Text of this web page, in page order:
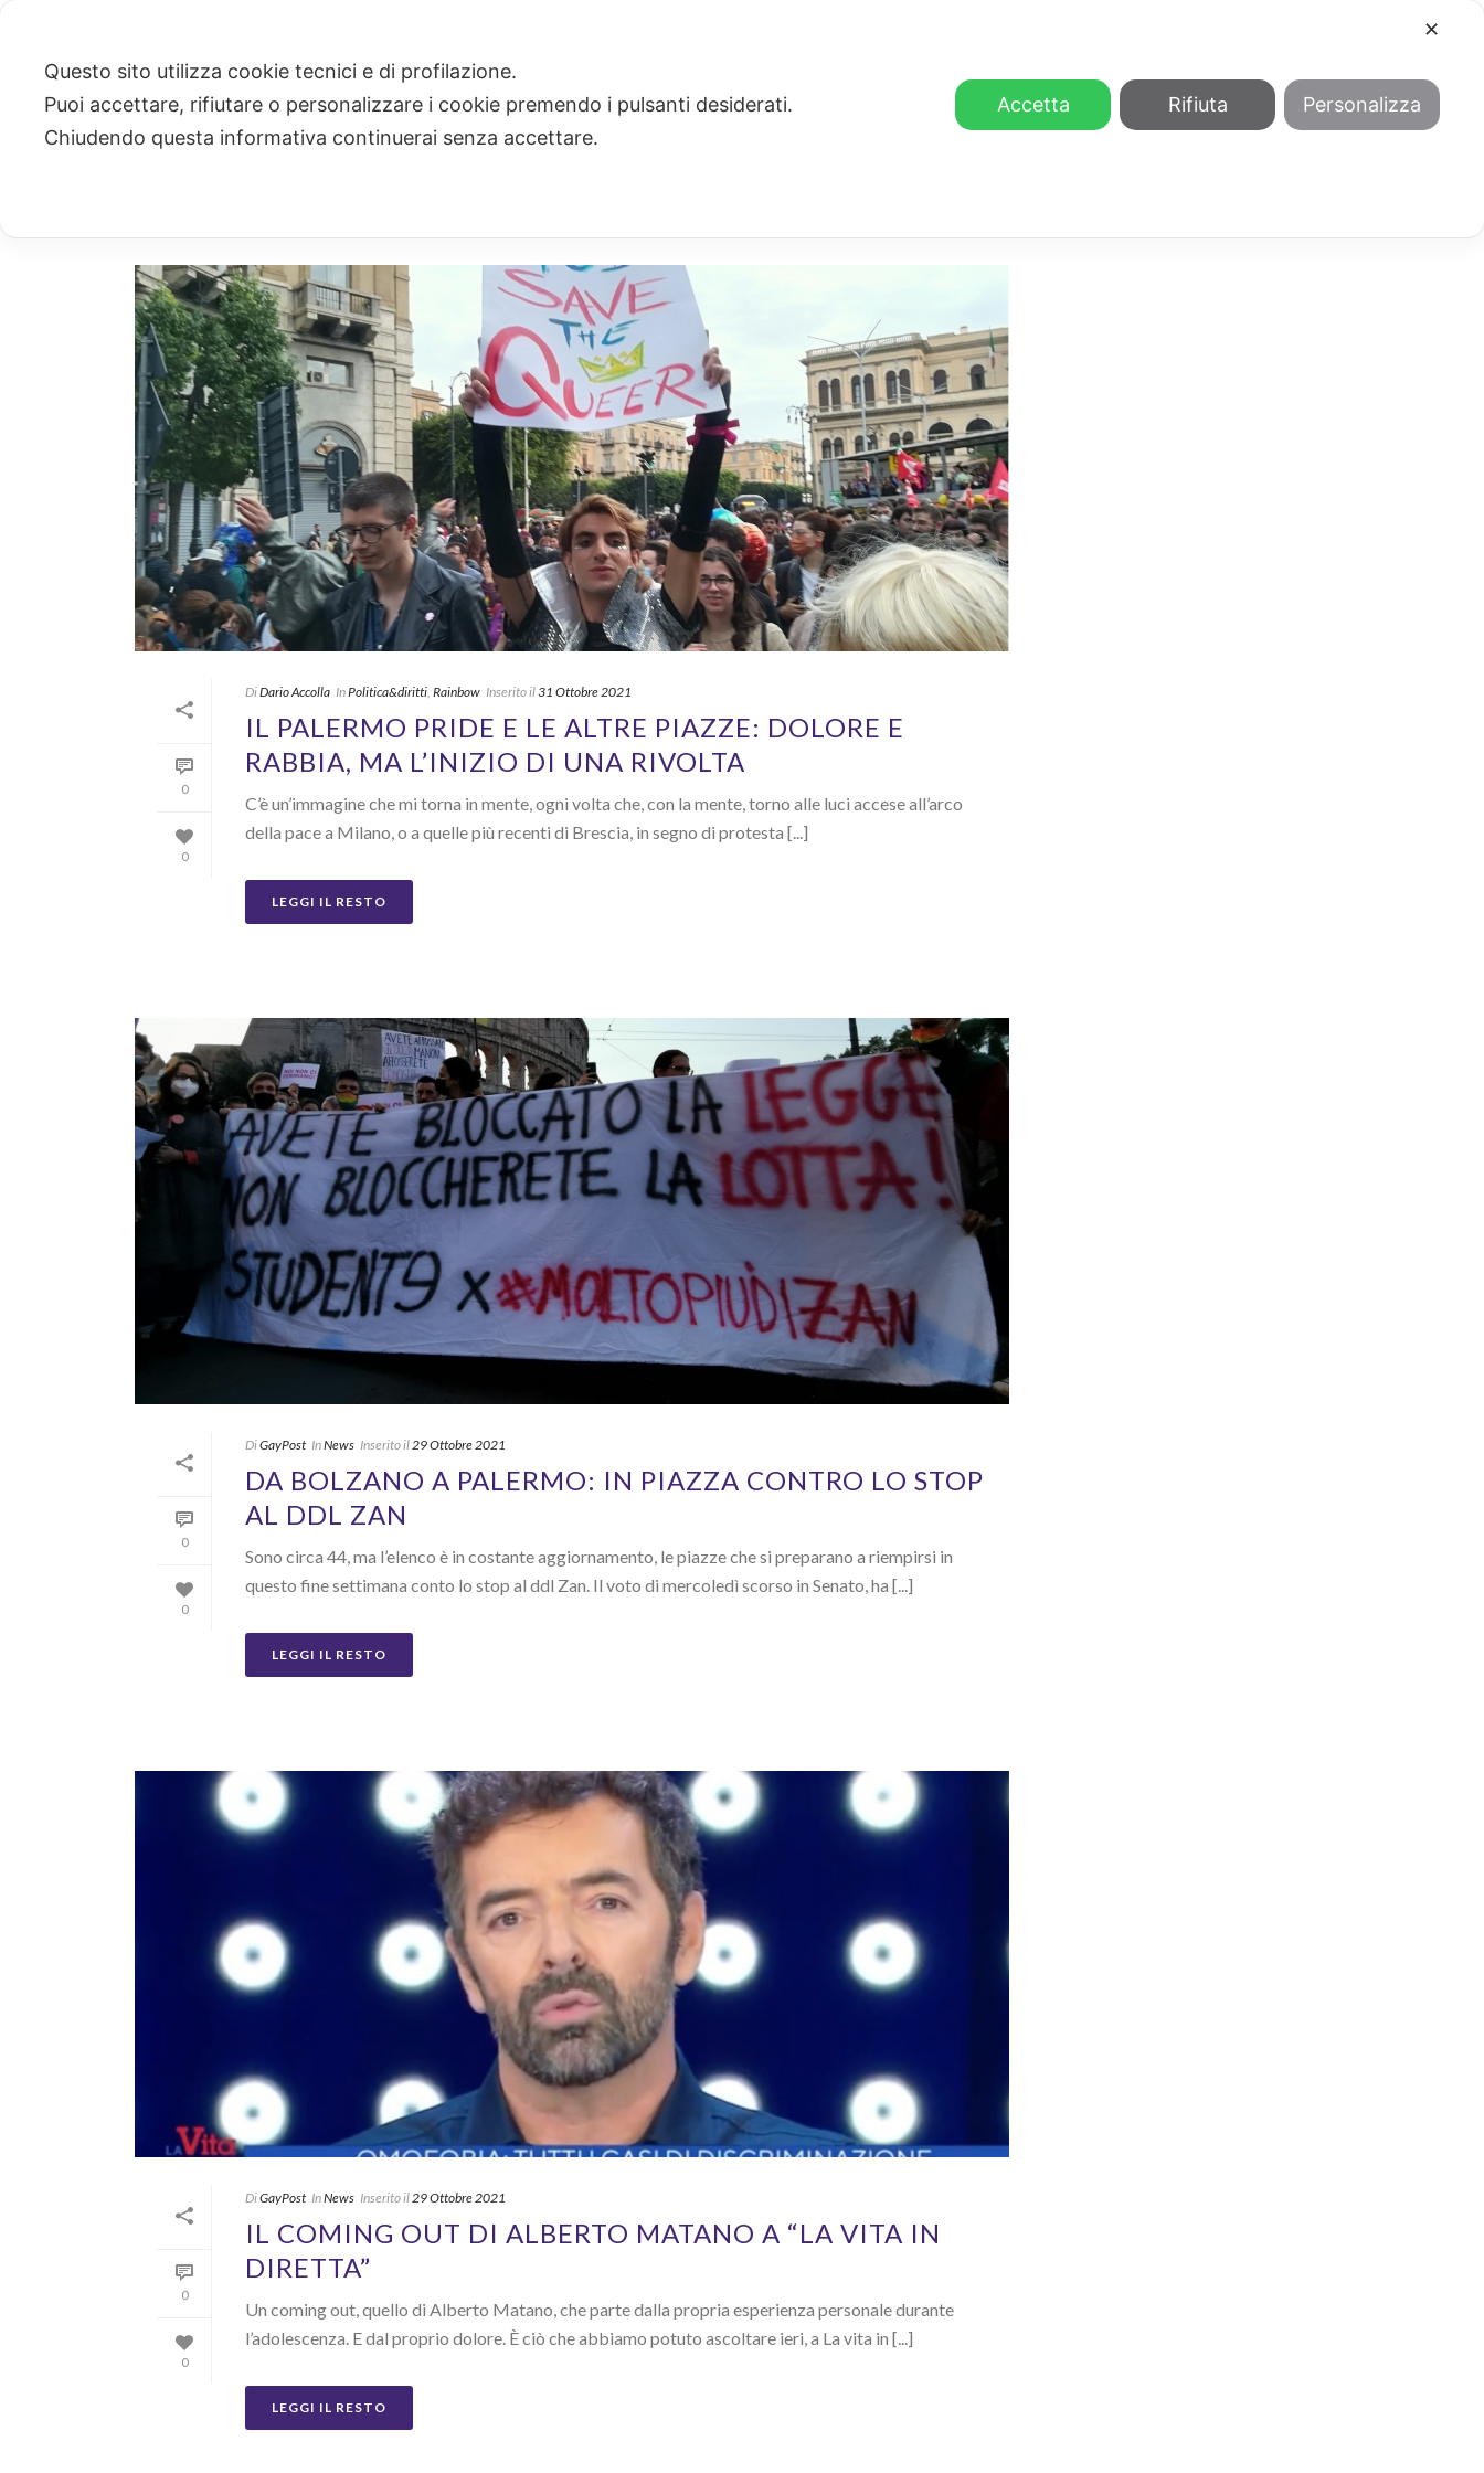
ARCHIVIO
0
0
DiDario Accolla InPolitica&diritti, Rainbow Inserito il31 Ottobre 2021
IL PALERMO PRIDE E LE ALTRE PIAZZE: DOLORE E
RABBIA, MA L’INIZIO DI UNA RIVOLTA
C’è un’immagine che mi torna in mente, ogni volta che, con la mente, torno alle luci accese all’arco
della pace a Milano, o a quelle più recenti di Brescia, in segno di protesta [...]
LEGGI IL RESTO
0
0
DiGayPost InNews Inserito il29 Ottobre 2021
DA BOLZANO A PALERMO: IN PIAZZA CONTRO LO STOP
AL DDL ZAN
Sono circa 44, ma l’elenco è in costante aggiornamento, le piazze che si preparano a riempirsi in
questo fine settimana conto lo stop al ddl Zan. Il voto di mercoledì scorso in Senato, ha [...]
LEGGI IL RESTO
0
0
DiGayPost InNews Inserito il29 Ottobre 2021
IL COMING OUT DI ALBERTO MATANO A “LA VITA IN
DIRETTA”
Un coming out, quello di Alberto Matano, che parte dalla propria esperienza personale durante
l’adolescenza. E dal proprio dolore. È ciò che abbiamo potuto ascoltare ieri, a La vita in [...]
LEGGI IL RESTO
✕
Questo sito utilizza cookie tecnici e di profilazione.
Puoi accettare, rifiutare o personalizzare i cookie premendo i pulsanti desiderati.
Chiudendo questa informativa continuerai senza accettare.
Accetta Rifiuta Personalizza